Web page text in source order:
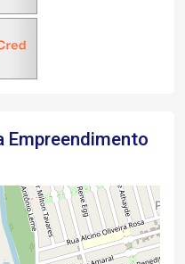
Empreendimento